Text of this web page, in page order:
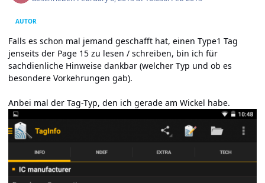
AUTOR
Falls es schon mal jemand geschafft hat, einen Type1 Tag
jenseits der Page 15 zu lesen / schreiben, bin ich für
sachdienliche Hinweise dankbar (welcher Typ und ob es
besondere Vorkehrungen gab).
Anbei mal der Tag-Typ, den ich gerade am Wickel habe.